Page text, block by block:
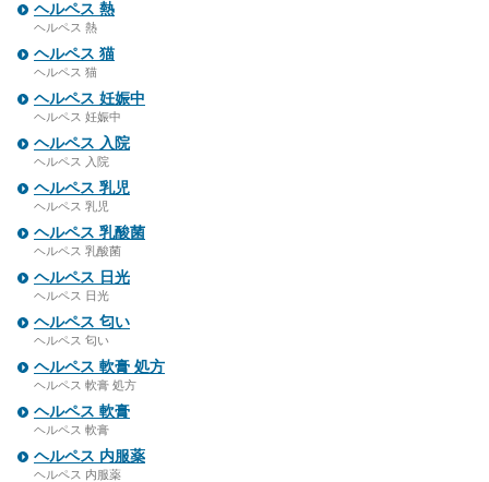
ヘルペス 熱
ヘルペス 熱
ヘルペス 猫
ヘルペス 猫
ヘルペス 妊娠中
ヘルペス 妊娠中
ヘルペス 入院
ヘルペス 入院
ヘルペス 乳児
ヘルペス 乳児
ヘルペス 乳酸菌
ヘルペス 乳酸菌
ヘルペス 日光
ヘルペス 日光
ヘルペス 匂い
ヘルペス 匂い
ヘルペス 軟膏 処方
ヘルペス 軟膏 処方
ヘルペス 軟膏
ヘルペス 軟膏
ヘルペス 内服薬
ヘルペス 内服薬